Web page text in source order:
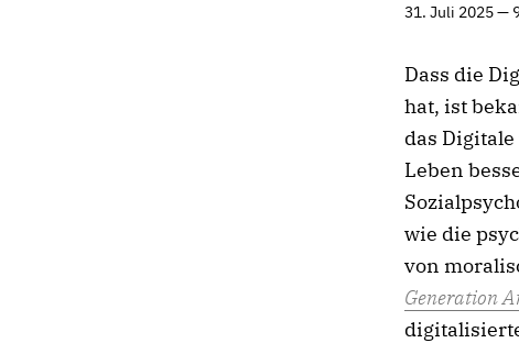
31. Juli 2025 —
Dass die
hat, ist
das
Leben
wie die
von
Generation